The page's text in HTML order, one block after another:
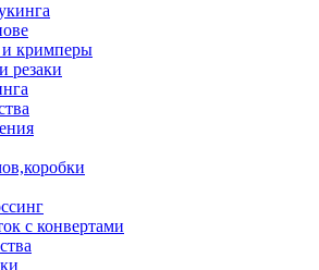
кримперы
резаки
с конвертами